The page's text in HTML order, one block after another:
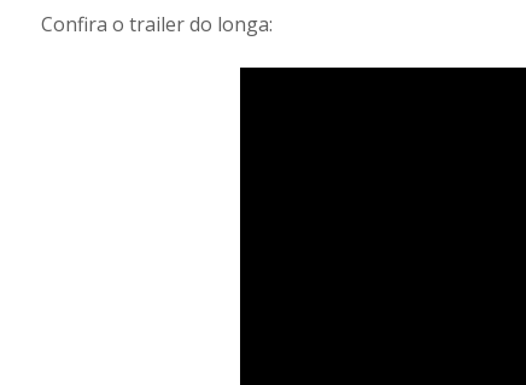
Confira o trailer do longa: